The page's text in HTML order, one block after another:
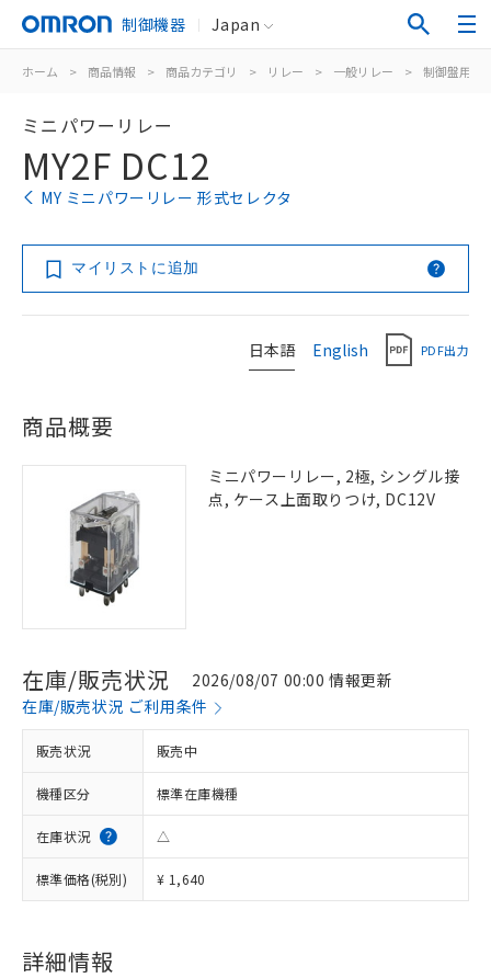
制御機器 Japan
ホーム > 商品情報 > 商品カテゴリ > リレー > 一般リレー > 制御盤用
ミニパワーリレー
MY2F DC12
MY ミニパワーリレー 形式セレクタ
マイリストに追加
日本語 English PDF出力
商品概要
ミニパワーリレー, 2極, シングル接
点, ケース上面取りつけ, DC12V
在庫/販売状況
2026/08/07 00:00 情報更新
在庫/販売状況 ご利用条件
販売状況 販売中
機種区分 標準在庫機種
在庫状況 △
標準価格(税別) ¥ 1,640
詳細情報